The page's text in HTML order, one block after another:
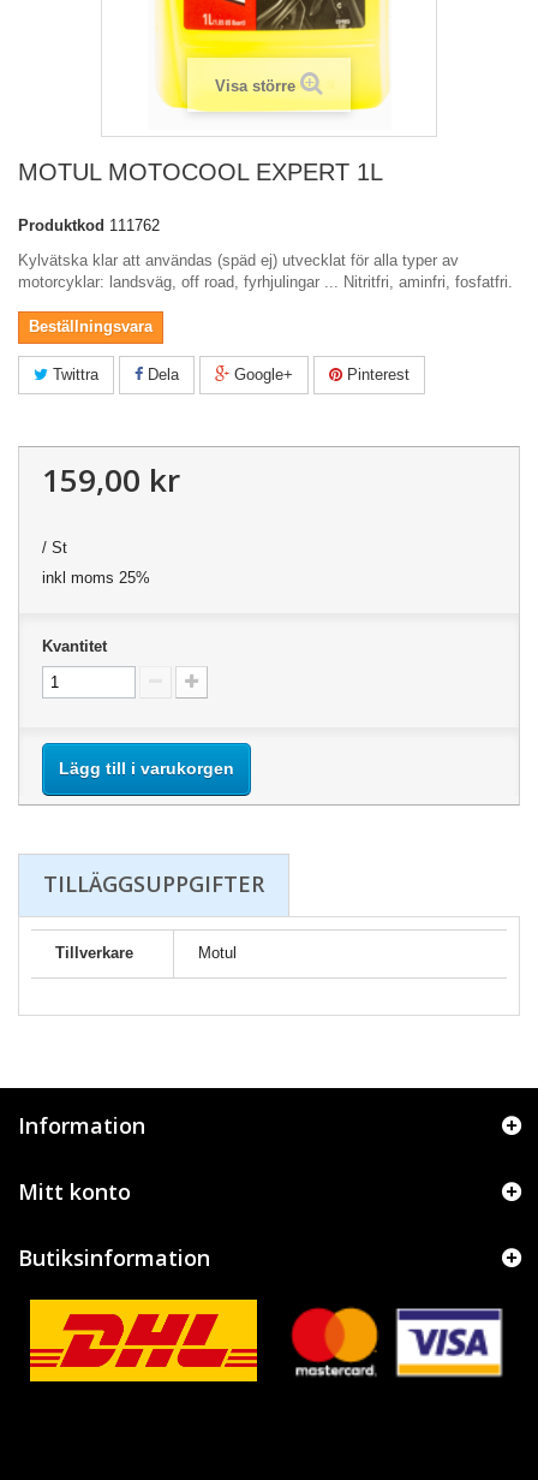
Visa större
MOTUL MOTOCOOL EXPERT 1L
Produktkod 111762
Kylvätska klar att användas (späd ej) utvecklat för alla typer av
motorcyklar: landsväg, off road, fyrhjulingar ... Nitritfri, aminfri, fosfatfri.
Beställningsvara
Twittra Dela Google+ Pinterest
159,00 kr
/ St
inkl moms 25%
Kvantitet
Lägg till i varukorgen
TILLÄGGSUPPGIFTER
Tillverkare Motul
Information
Mitt konto
Butiksinformation